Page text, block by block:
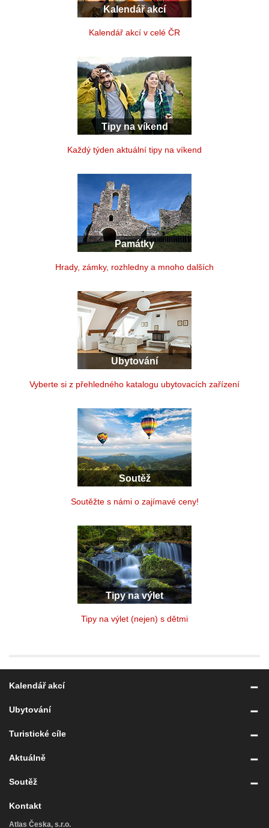
Kalendář akcí
Kalendář akcí v celé ČR
Tipy na víkend
Každý týden aktuální tipy na víkend
Památky
Hrady, zámky, rozhledny a mnoho dalších
Ubytování
Vyberte si z přehledného katalogu ubytovacích zařízení
Soutěž
Soutěžte s námi o zajímavé ceny!
Tipy na výlet
Tipy na výlet (nejen) s dětmi
Kalendář akcí
Ubytování
Turistické cíle
Aktuálně
Soutěž
Kontakt
Atlas Česka, s.r.o.